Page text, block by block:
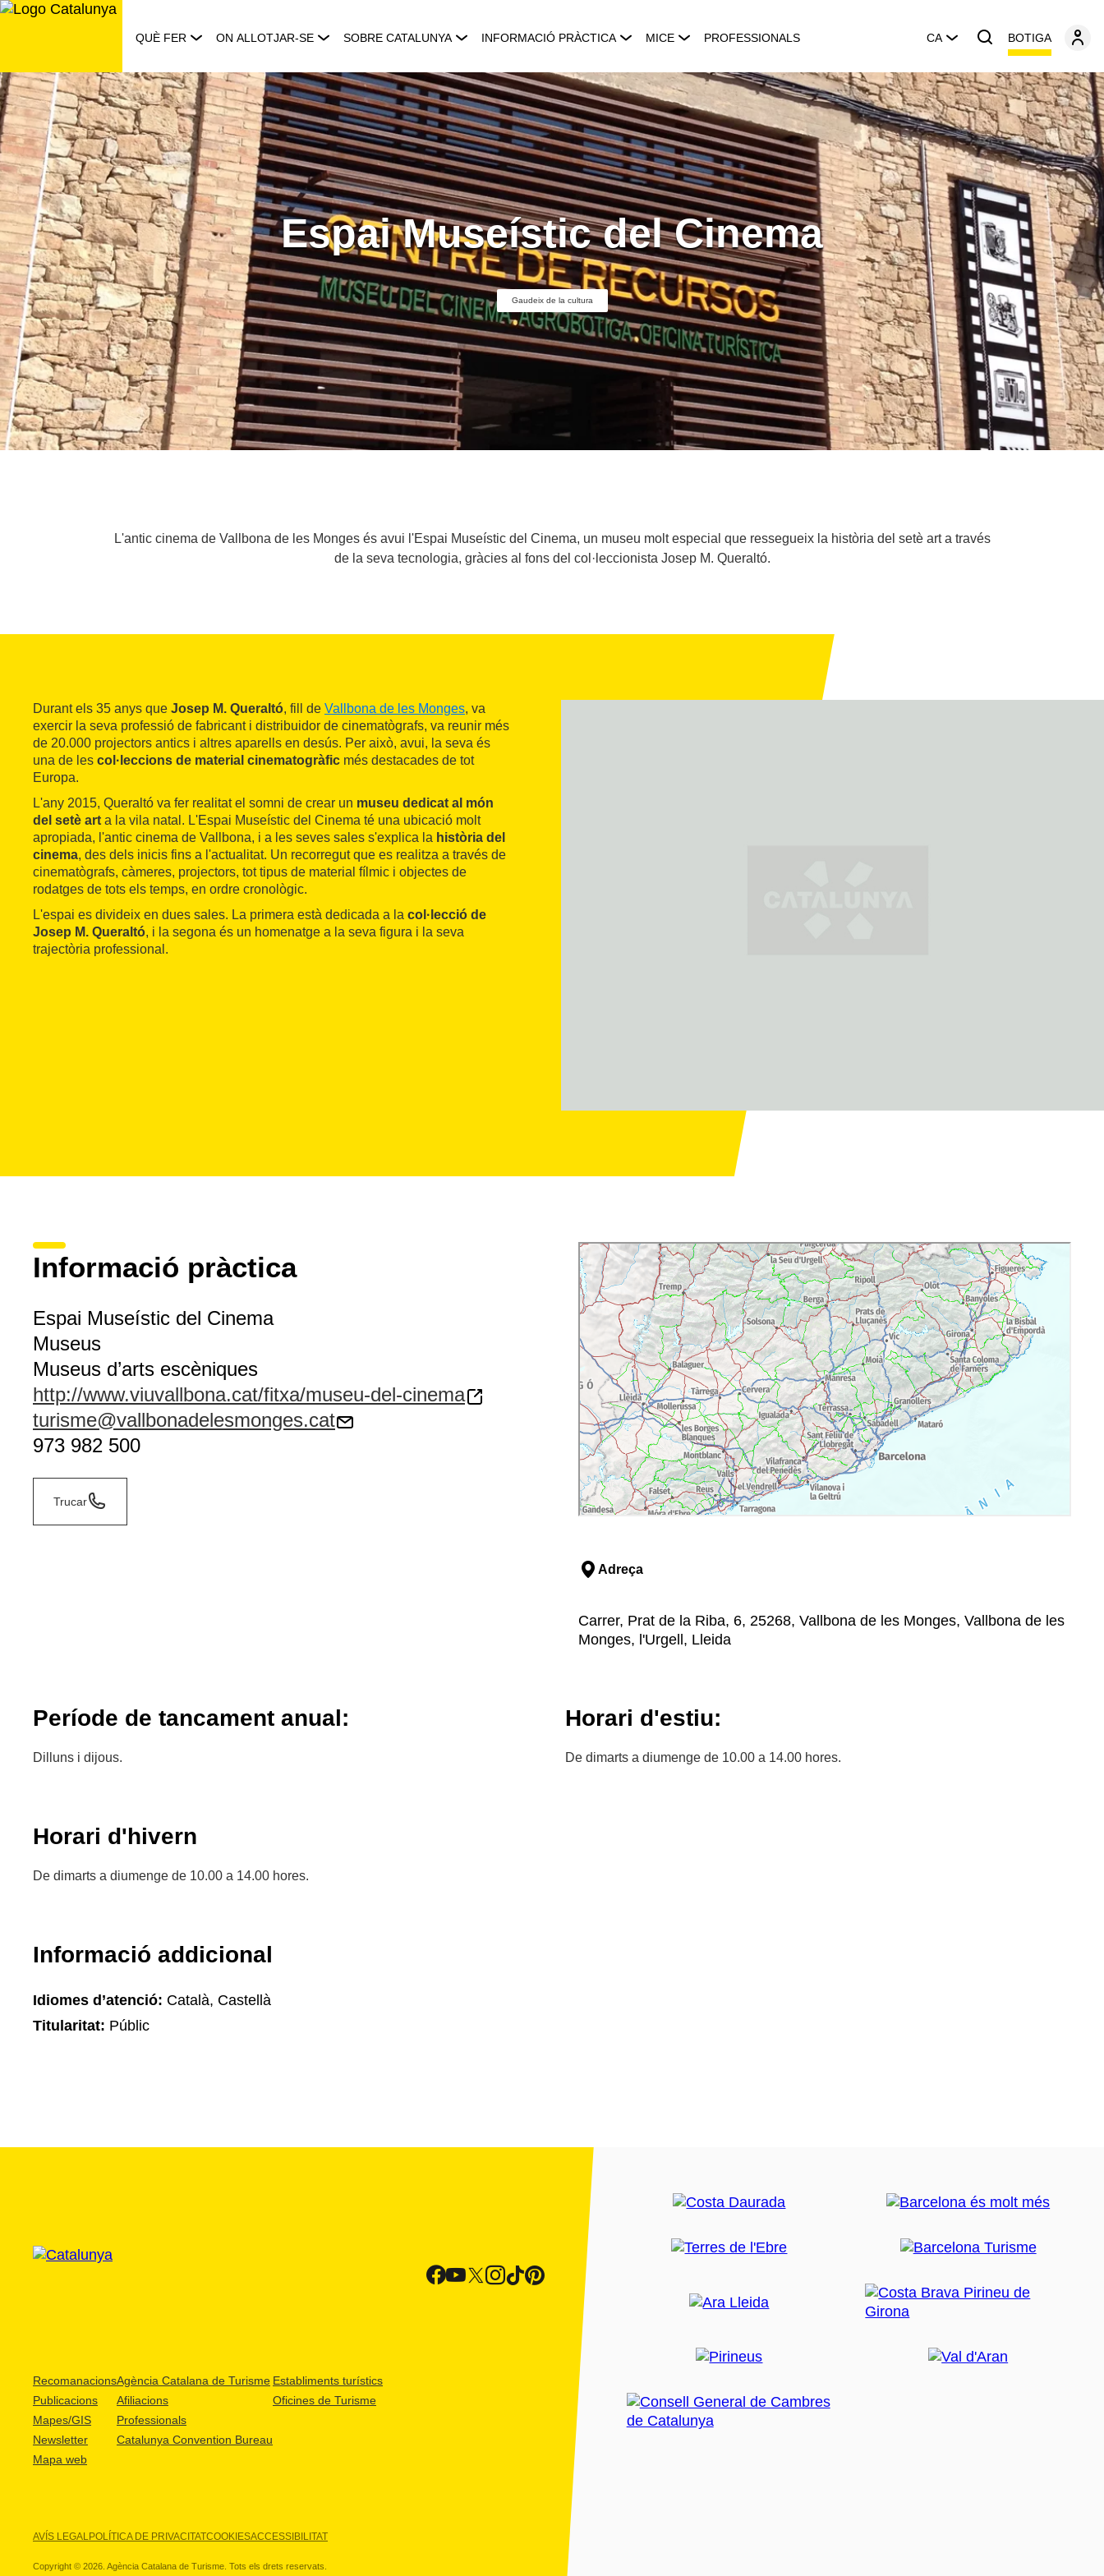
Saltar
QUÈ FER ON ALLOTJAR-SE SOBRE CATALUNYA INFORMACIÓ PRÀCTICA MICE PROFESSIONALS CA BOTIGA
Espai Museístic del Cinema
Gaudeix de la cultura
L'antic cinema de Vallbona de les Monges és avui l'Espai Museístic del Cinema, un museu molt especial que ressegueix la història del setè art a través
de la seva tecnologia, gràcies al fons del col·leccionista Josep M. Queraltó.
Durant els 35 anys que Josep M. Queraltó, fill de Vallbona de les Monges, va
exercir la seva professió de fabricant i distribuidor de cinematògrafs, va reunir més
de 20.000 projectors antics i altres aparells en desús. Per això, avui, la seva és
una de les col·leccions de material cinematogràfic més destacades de tot
Europa.
L'any 2015, Queraltó va fer realitat el somni de crear un museu dedicat al món
del setè art a la vila natal. L'Espai Museístic del Cinema té una ubicació molt
apropiada, l'antic cinema de Vallbona, i a les seves sales s'explica la història del
cinema, des dels inicis fins a l'actualitat. Un recorregut que es realitza a través de
cinematògrafs, càmeres, projectors, tot tipus de material fílmic i objectes de
rodatges de tots els temps, en ordre cronològic.
L'espai es divideix en dues sales. La primera està dedicada a la col·lecció de
Josep M. Queraltó, i la segona és un homenatge a la seva figura i la seva
trajectòria professional.
Informació pràctica
Espai Museístic del Cinema
Museus
Museus d’arts escèniques
http://www.viuvallbona.cat/fitxa/museu-del-cinema
turisme@vallbonadelesmonges.cat
973 982 500
Trucar
Adreça
Carrer, Prat de la Riba, 6, 25268, Vallbona de les Monges, Vallbona de les
Monges, l'Urgell, Lleida
Període de tancament anual:
Dilluns i dijous.
Horari d'estiu:
De dimarts a diumenge de 10.00 a 14.00 hores.
Horari d'hivern
De dimarts a diumenge de 10.00 a 14.00 hores.
Informació addicional
Idiomes d’atenció: Català, Castellà
Titularitat: Públic
Recomanacions
Publicacions
Mapes/GIS
Newsletter
Mapa web
Agència Catalana de Turisme
Afiliacions
Professionals
Catalunya Convention Bureau
Establiments turístics
Oficines de Turisme
AVÍS LEGALPOLÍTICA DE PRIVACITATCOOKIESACCESSIBILITAT
Copyright © 2026. Agència Catalana de Turisme. Tots els drets reservats.